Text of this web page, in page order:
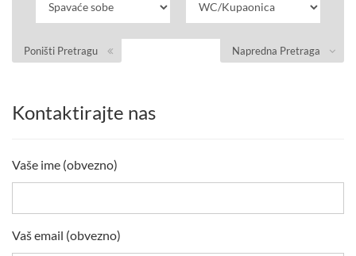
Napredna Pretraga
Poništi Pretragu
Kontaktirajte nas
Vaše ime (obvezno)
Vaš email (obvezno)